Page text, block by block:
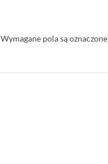
Wymagane pola są oznaczone